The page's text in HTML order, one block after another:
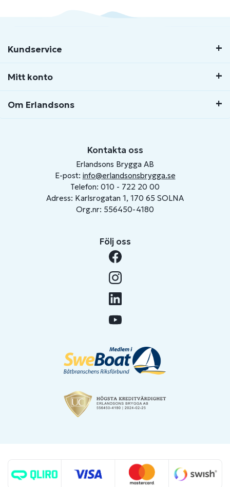
Kundservice
Mitt konto
Om Erlandsons
Kontakta oss
Erlandsons Brygga AB
E-post: info@erlandsonsbrygga.se
Telefon: 010 - 722 20 00
Adress: Karlsrogatan 1, 170 65 SOLNA
Org.nr: 556450-4180
Följ oss